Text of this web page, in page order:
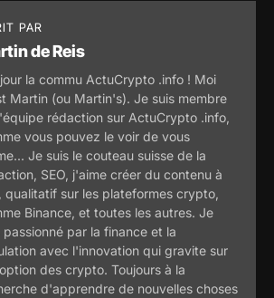
PAR
de Reis
la commu ActuCrypto .info ! Moi
Martin (ou Martin's). Je suis membre
rédaction sur ActuCrypto .info,
vous pouvez le voir de vous
Je suis le couteau suisse de la
SEO, j'aime créer du contenu à
qualitatif sur les plateformes crypto,
Binance, et toutes les autres. Je
passionné par la finance et la
avec l'innovation qui gravite sur
des crypto. Toujours à la
d'apprendre de nouvelles choses